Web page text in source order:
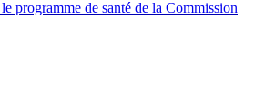
programme de santé de la Commission